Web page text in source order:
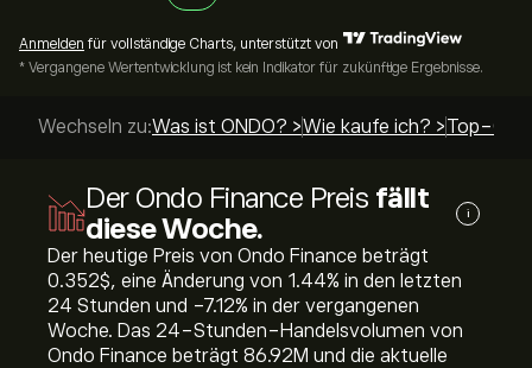
Anmelden für vollständige Charts, unterstützt von
* Vergangene Wertentwicklung ist kein Indikator für zukünftige Ergebnisse.
Wechseln zu:Was ist ONDO? >Wie kaufe ich? >Top-
Der Ondo Finance Preis fällt
diese Woche.
i
Der heutige Preis von Ondo Finance beträgt
0.352‎$‎, eine Änderung von ‎1.44‎% in den letzten
24 Stunden und ‎-7.12‎% in der vergangenen
Woche. Das 24-Stunden-Handelsvolumen von
Ondo Finance beträgt 86.92M und die aktuelle